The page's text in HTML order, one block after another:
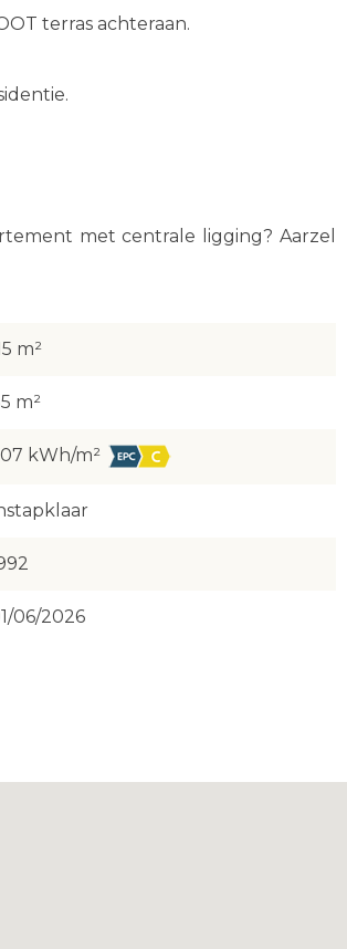
terras achteraan.
met centrale ligging? Aarzel
m²
m²
kWh/m²
06/2026